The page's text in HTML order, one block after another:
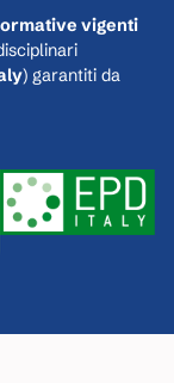
vigenti
) garantiti da